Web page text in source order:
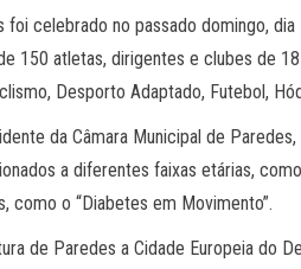
celebrado no passado domingo,
150 atletas, dirigentes e clubes de
Desporto Adaptado, Futebol,
da Câmara Municipal de
a diferentes faixas etárias, como
como o “Diabetes em Movimento”.
de Paredes a Cidade Europeia do